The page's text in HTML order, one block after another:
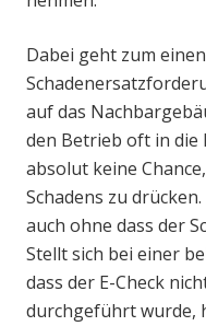
Dabei geht zum
auf das
den Betrieb oft in die
absolut keine
Schadens zu
auch ohne dass der
Stellt sich bei einer
dass der E-Check
durchgeführt wurde,